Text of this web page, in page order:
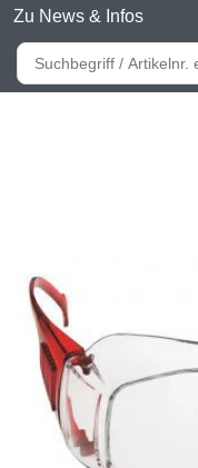
Zu News & Infos
Für bessere